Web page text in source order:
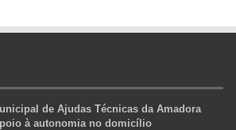
de Ajudas Técnicas da Amadora
à autonomia no domicílio